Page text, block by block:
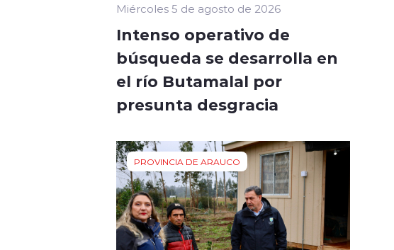
Miércoles 5 de agosto de 2026
Intenso operativo de
búsqueda se desarrolla en
el río Butamalal por
presunta desgracia
PROVINCIA DE ARAUCO